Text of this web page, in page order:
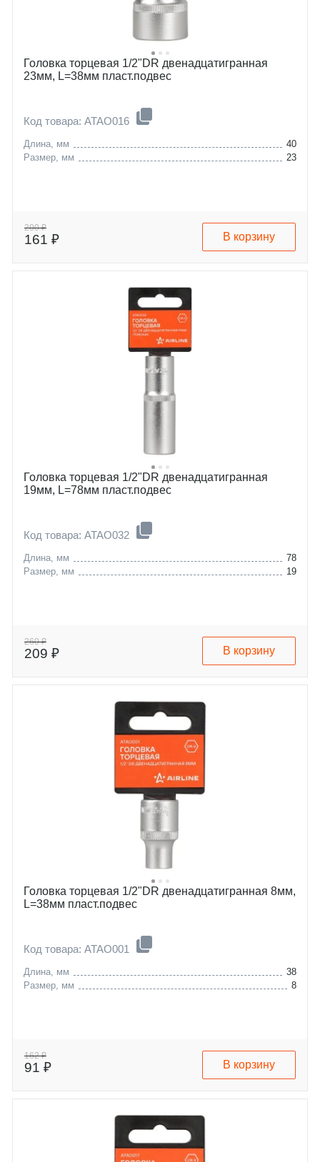
Головка торцевая 1/2"DR двенадцатигранная
23мм, L=38мм пласт.подвес
Код товара: ATAO016
Длина, мм
40
Размер, мм
23
200 ₽
161 ₽ В корзину
Головка торцевая 1/2"DR двенадцатигранная
19мм, L=78мм пласт.подвес
Код товара: ATAO032
Длина, мм
78
Размер, мм
19
260 ₽
209 ₽ В корзину
Головка торцевая 1/2"DR двенадцатигранная 8мм,
L=38мм пласт.подвес
Код товара: ATAO001
Длина, мм
38
Размер, мм
8
162 ₽
91 ₽ В корзину